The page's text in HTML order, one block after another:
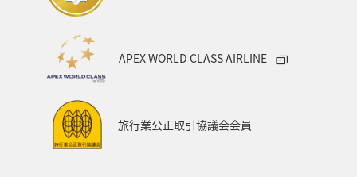
時間帯指定なし
経由地および乗り継ぎ所要時間を追加する
1人
APEX WORLD CLASS AIRLINE
旅行業公正取引協議会会員